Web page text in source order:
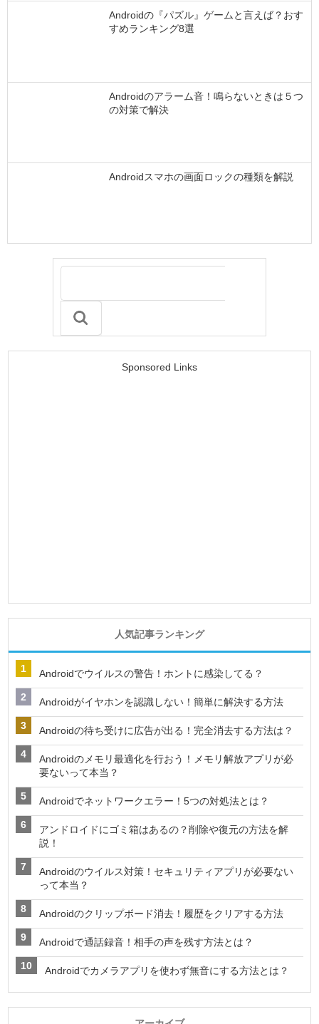
Androidの『パズル』ゲームと言えば？おす
すめランキング8選
Androidのアラーム音！鳴らないときは５つ
の対策で解決
Androidスマホの画面ロックの種類を解説
Sponsored Links
人気記事ランキング
Androidでウイルスの警告！ホントに感染してる？
Androidがイヤホンを認識しない！簡単に解決する方法
Androidの待ち受けに広告が出る！完全消去する方法は？
Androidのメモリ最適化を行おう！メモリ解放アプリが必
要ないって本当？
Androidでネットワークエラー！5つの対処法とは？
アンドロイドにゴミ箱はあるの？削除や復元の方法を解
説！
Androidのウイルス対策！セキュリティアプリが必要ない
って本当？
Androidのクリップボード消去！履歴をクリアする方法
Androidで通話録音！相手の声を残す方法とは？
Androidでカメラアプリを使わず無音にする方法とは？